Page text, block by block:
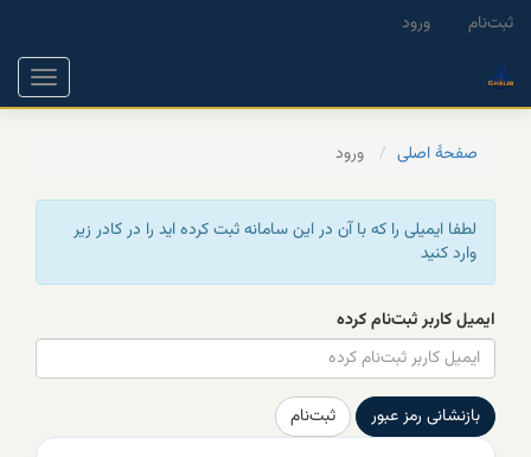
Main
Navigation
Sidebar
ثبت‌نام ورود
صفحۀ اصلی
ورود
لطفا ایمیلی را که با آن در این سامانه ثبت کرده اید را در کادر زیر
وارد کنید
ایمیل کاربر ثبت‌نام کرده
بازنشانی رمز عبور ثبت‌نام